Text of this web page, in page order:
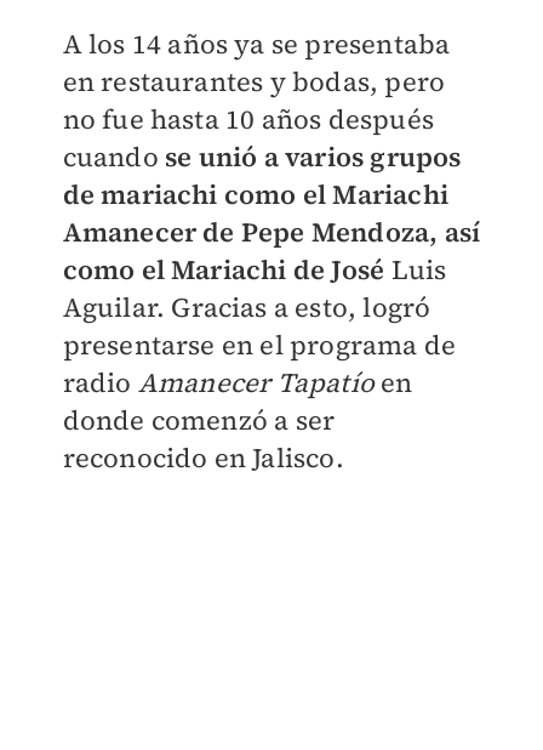
A los 14 años ya se presentaba
en restaurantes y bodas, pero
no fue hasta 10 años después
cuando se unió a varios grupos
de mariachi como el Mariachi
Amanecer de Pepe Mendoza, así
como el Mariachi de José Luis
Aguilar. Gracias a esto, logró
presentarse en el programa de
radio Amanecer Tapatíoen
donde comenzó a ser
reconocido en Jalisco.